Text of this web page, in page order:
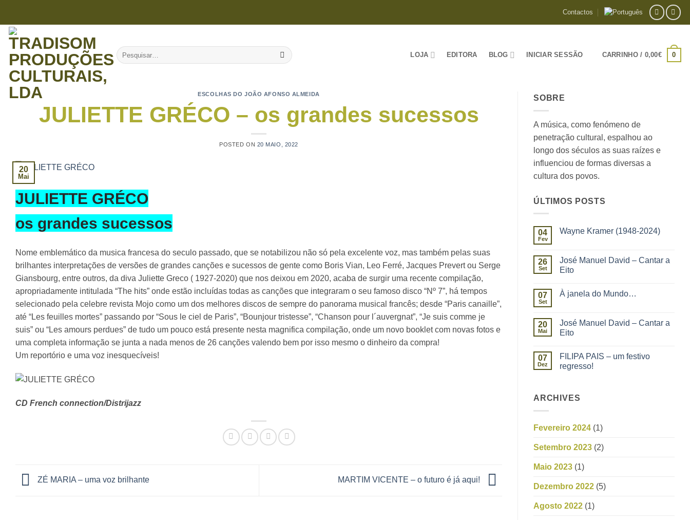
content
Contactos
Pesquisar
por:
LOJA EDITORA BLOG INICIAR SESSÃO CARRINHO / 0,00€ 0
ESCOLHAS DO JOÃO AFONSO ALMEIDA
JULIETTE GRÉCO – os grandes sucessos
POSTED ON 20 MAIO, 2022
20
Mai
JULIETTE GRÉCO
os grandes sucessos
Nome emblemático da musica francesa do seculo passado, que se notabilizou não só pela excelente voz, mas também pelas suas
brilhantes interpretações de versões de grandes canções e sucessos de gente como Boris Vian, Leo Ferré, Jacques Prevert ou Serge
Giansbourg, entre outros, da diva Juliette Greco ( 1927-2020) que nos deixou em 2020, acaba de surgir uma recente compilação,
apropriadamente intitulada “The hits” onde estão incluídas todas as canções que integraram o seu famoso disco “Nº 7”, há tempos
selecionado pela celebre revista Mojo como um dos melhores discos de sempre do panorama musical francês; desde “Paris canaille”,
até “Les feuilles mortes” passando por “Sous le ciel de Paris”, “Bounjour tristesse”, “Chanson pour l´auvergnat”, “Je suis comme je
suis” ou “Les amours perdues” de tudo um pouco está presente nesta magnifica compilação, onde um novo booklet com novas fotos e
uma completa informação se junta a nada menos de 26 canções valendo bem por isso mesmo o dinheiro da compra!
Um reportório e uma voz inesquecíveis!
CD French connection/Distrijazz
ZÉ MARIA – uma voz brilhante MARTIM VICENTE – o futuro é já aqui!
SOBRE
A música, como fenómeno de
penetração cultural, espalhou ao
longo dos séculos as suas raízes e
influenciou de formas diversas a
cultura dos povos.
ÚLTIMOS POSTS
04
Fev
Wayne Kramer (1948-2024)
26
Set
José Manuel David – Cantar a
Eito
07
Set
À janela do Mundo…
20
Mai
José Manuel David – Cantar a
Eito
07
Dez
FILIPA PAIS – um festivo
regresso!
ARCHIVES
Fevereiro 2024 (1)
Setembro 2023 (2)
Maio 2023 (1)
Dezembro 2022 (5)
Agosto 2022 (1)